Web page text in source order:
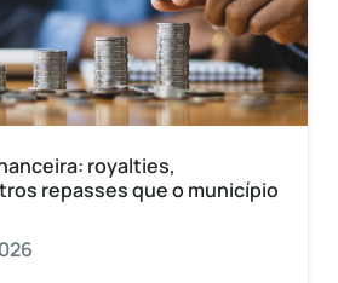
royalties,
repasses que o município